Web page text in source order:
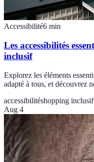
Accessibilité6 min
Les accessibilités
inclusif
Explorez les éléments
adapté à tous, et découvrez
accessibilitéshopping inclusif
Aug 4